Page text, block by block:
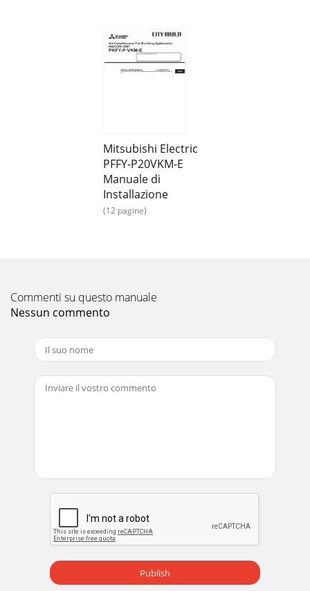
Mitsubishi Electric
PFFY-P20VKM-E
Manuale di
Installazione
(12 pagine)
Commenti su questo manuale
Nessun commento
Publish